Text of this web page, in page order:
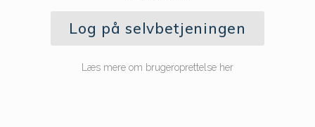
Log på selvbetjeningen
Læs mere om brugeroprettelse her